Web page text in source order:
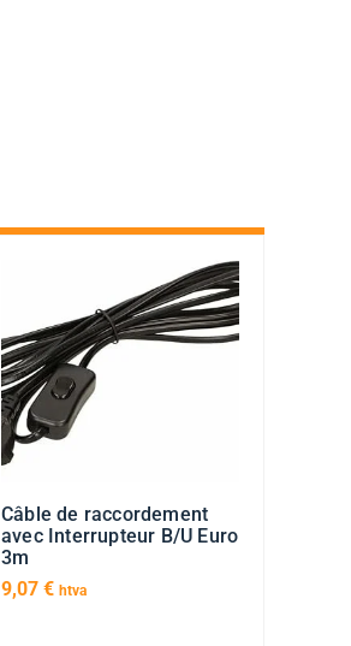
Câble de raccordement
avec Interrupteur B/U Euro
3m
9,07 € htva